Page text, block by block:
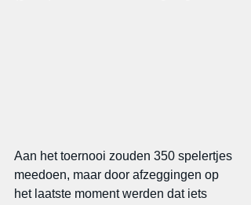
Aan het toernooi zouden 350 spelertjes
meedoen, maar door afzeggingen op
het laatste moment werden dat iets